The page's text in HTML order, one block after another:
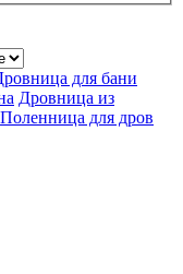
для бани
Дровница из
Поленница для дров